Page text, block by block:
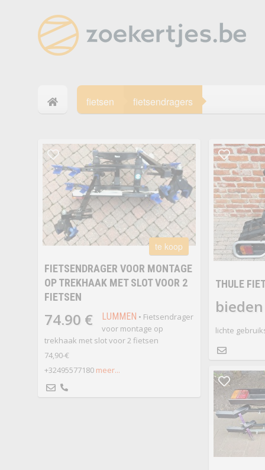
fietsen fietsendragers
te koop
FIETSENDRAGER VOOR MONTAGE
OP TREKHAAK MET SLOT VOOR 2
FIETSEN
74.90 € LUMMEN • Fietsendrager
voor montage op
trekhaak met slot voor 2 fietsen
74,90-€
+32495577180 meer...
THULE
bieden
lichte